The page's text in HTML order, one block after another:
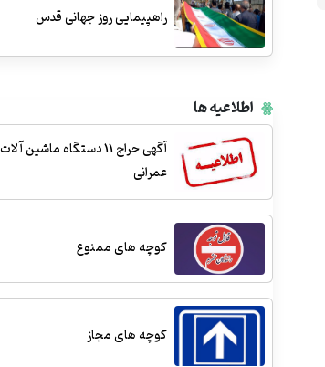
راهپیمایی روز جهانی قدس
اطلاعیه ها
آگهی حراج 11 دستگاه ماشین آلات
عمرانی
کوچه های ممنوع
کوچه های مجاز